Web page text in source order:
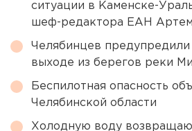
ситуации в Каменске-
шеф-редактора ЕАН
Челябинцев
выходе из берегов реки
Беспилотная опасность
Челябинской области
Холодную воду